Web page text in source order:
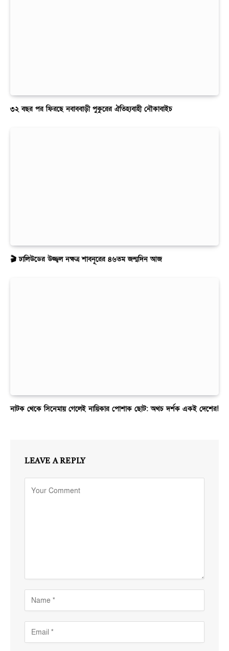
৩২ বছর পর ফিরছে নবাববাড়ী পুকুরের ঐতিহ্যবাহী নৌকাবাইচ
🎬 ঢালিউডের উজ্জ্বল নক্ষত্র শাবনূরের ৪৬তম জন্মদিন আজ
নাটক থেকে সিনেমায় গেলেই নায়িকার পোশাক ছোট: অথচ দর্শক একই দেশের!
LEAVE A REPLY